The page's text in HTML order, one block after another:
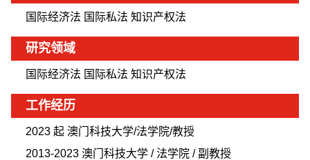
国际经济法 国际私法 知识产权法
研究领域
国际经济法 国际私法 知识产权法
工作经历
2023 起 澳门科技大学/法学院/教授
2013-2023 澳门科技大学 / 法学院 / 副教授